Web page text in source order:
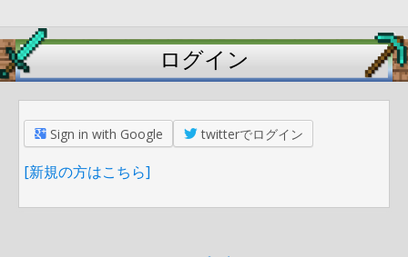
ログイン
Sign in with Google twitterでログイン
[新規の方はこちら]